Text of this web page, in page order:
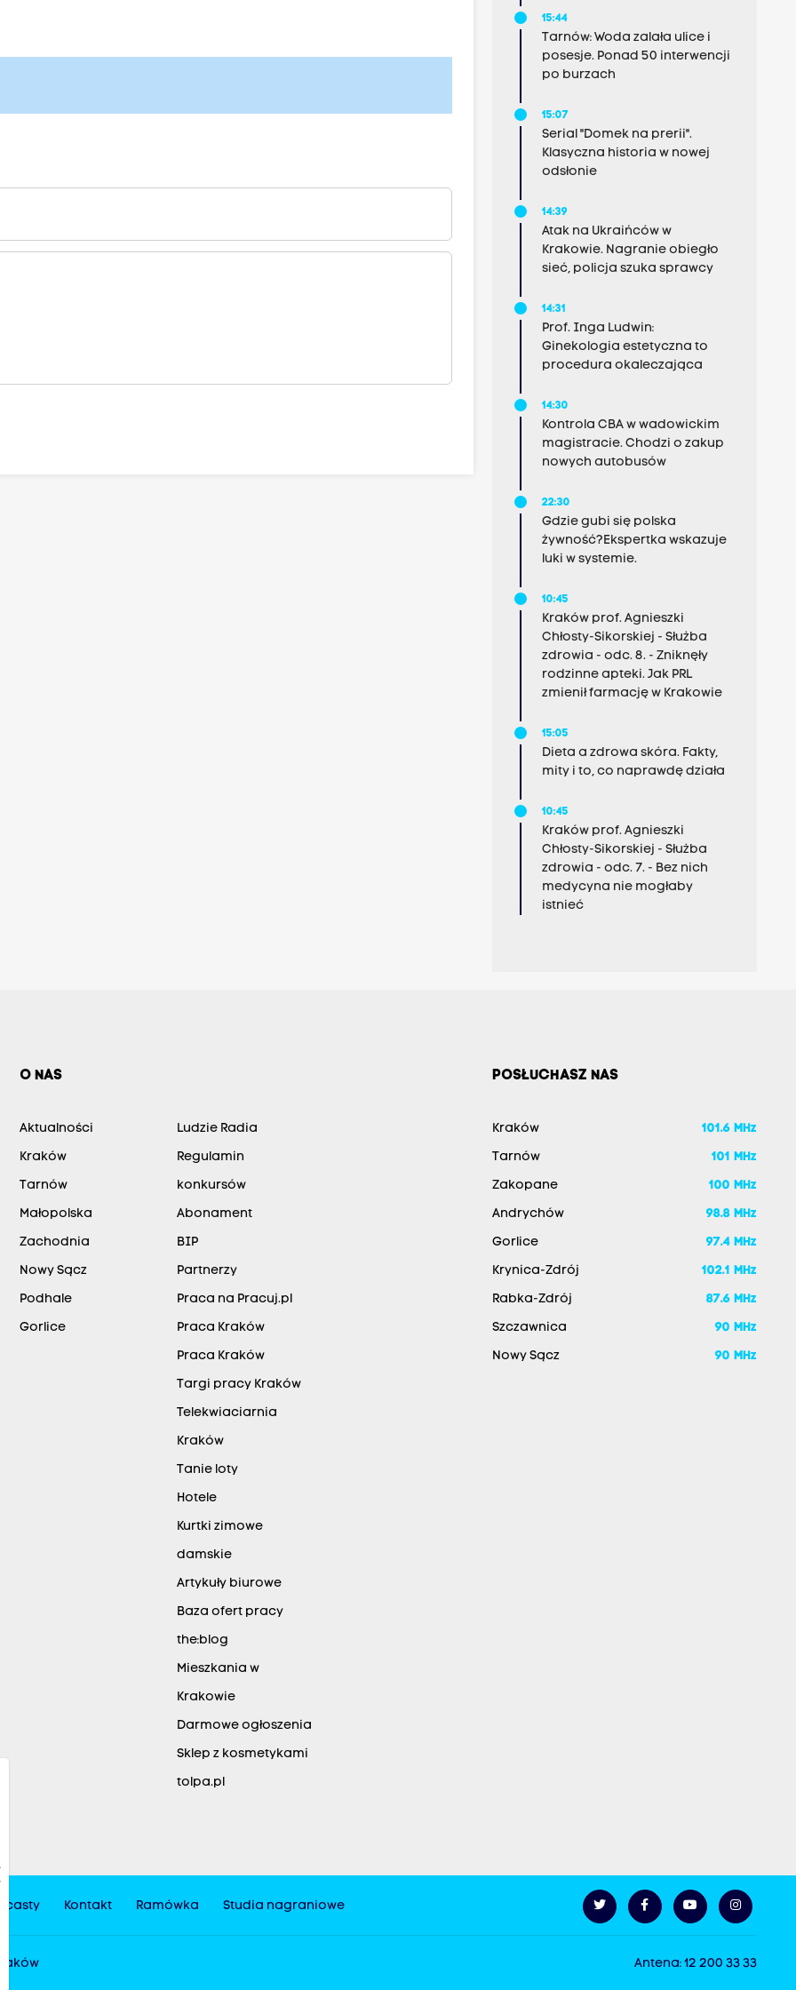
15:44
Tarnów: Woda zalała ulice i
posesje. Ponad 50 interwencji
po burzach
15:07
Serial "Domek na prerii".
Klasyczna historia w nowej
odsłonie
14:39
Atak na Ukraińców w
Krakowie. Nagranie obiegło
sieć, policja szuka sprawcy
14:31
Prof. Inga Ludwin:
Ginekologia estetyczna to
procedura okaleczająca
14:30
Kontrola CBA w wadowickim
magistracie. Chodzi o zakup
nowych autobusów
22:30
Gdzie gubi się polska
żywność?Ekspertka wskazuje
luki w systemie.
10:45
Kraków prof. Agnieszki
Chłosty-Sikorskiej - Służba
zdrowia - odc. 8. - Zniknęły
rodzinne apteki. Jak PRL
zmienił farmację w Krakowie
15:05
Dieta a zdrowa skóra. Fakty,
mity i to, co naprawdę działa
10:45
Kraków prof. Agnieszki
Chłosty-Sikorskiej - Służba
zdrowia - odc. 7. - Bez nich
medycyna nie mogłaby
istnieć
O NAS
Aktualności
Kraków
Tarnów
Małopolska
Zachodnia
Nowy Sącz
Podhale
Gorlice
Ludzie Radia
Regulamin
konkursów
Abonament
BIP
Partnerzy
Praca na Pracuj.pl
Praca Kraków
Praca Kraków
Targi pracy Kraków
Telekwiaciarnia
Kraków
Tanie loty
Hotele
Kurtki zimowe
damskie
Artykuły biurowe
Baza ofert pracy
the:blog
Mieszkania w
Krakowie
Darmowe ogłoszenia
Sklep z kosmetykami
tolpa.pl
POSŁUCHASZ NAS
Kraków 101.6 MHz
Tarnów 101 MHz
Zakopane 100 MHz
Andrychów 98.8 MHz
Gorlice 97.4 MHz
Krynica-Zdrój 102.1 MHz
Rabka-Zdrój 87.6 MHz
Szczawnica 90 MHz
Nowy Sącz 90 MHz
Kontakt Ramówka Studia nagraniowe
Antena: 12 200 33 33